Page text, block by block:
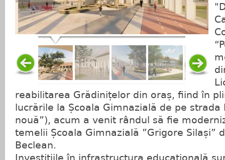
reabilitarea Grădinițelor din oraș, fiind în
lucrările la Școala Gimnazială de pe strada
nouă”), acum a venit rândul să fie
temelii Școala Gimnazială ”Grigore Silași”
Beclean.
Investițiile în infrastructura educațională